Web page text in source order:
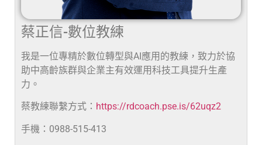
蔡正信-數位教練
我是一位專精於數位轉型與AI應用的教練，致力於協
助中高齡族群與企業主有效運用科技工具提升生產
力。
蔡教練聯繫方式： https://rdcoach.pse.is/62uqz2
手機：0988-515-413